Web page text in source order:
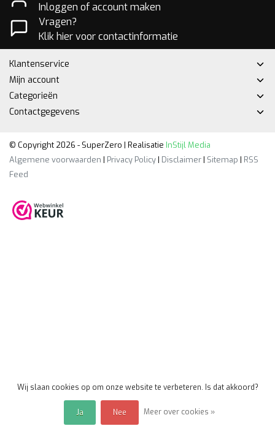
Inloggen of account maken
Vragen?
Klik hier voor contactinformatie
Klantenservice
Mijn account
Categorieën
Contactgegevens
© Copyright 2026 - SuperZero | Realisatie InStijl Media
Algemene voorwaarden | Privacy Policy| Disclaimer| Sitemap | RSS
Feed
Wij slaan cookies op om onze website te verbeteren. Is dat akkoord?
Ja Nee Meer over cookies »